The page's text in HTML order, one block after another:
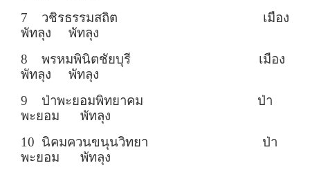
7 วชิรธรรมสถิต เมือง
พัทลุง พัทลุง
8 พรหมพินิตชัยบุรี เมือง
พัทลุง พัทลุง
9 ป่าพะยอมพิทยาคม ป่า
พะยอม พัทลุง
10 นิคมควนขนุนวิทยา ป่า
พะยอม พัทลุง